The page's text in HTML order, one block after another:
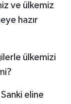
ve ülkemiz
hazır
ülkemizi
eline